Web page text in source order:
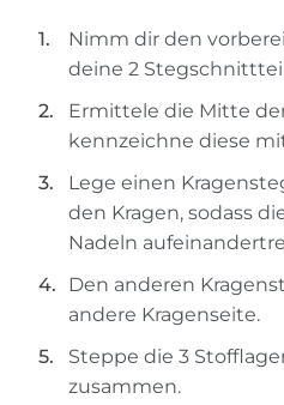
Nimm dir den
deine 2
Ermittele die Mitte
kennzeichne diese
Lege einen
den Kragen, sodass
Nadeln
Den anderen
andere Kragenseite.
Steppe die 3
zusammen.